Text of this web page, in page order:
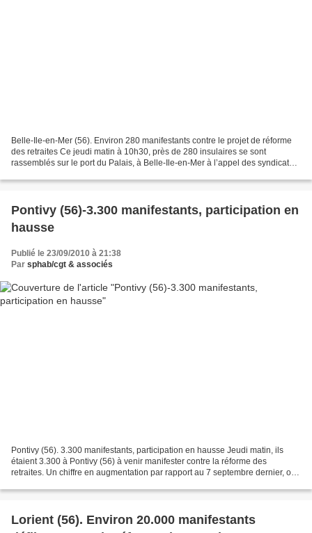
Belle-Ile-en-Mer (56). Environ 280 manifestants contre le projet de réforme
des retraites Ce jeudi matin à 10h30, près de 280 insulaires se sont
rassemblés sur le port du Palais, à Belle-Ile-en-Mer à l’appel des syndicats,
Pontivy (56)-3.300 manifestants, participation en
hausse
Publié le 23/09/2010 à 21:38
Par sphab/cgt & associés
Pontivy (56). 3.300 manifestants, participation en hausse Jeudi matin, ils
étaient 3.300 à Pontivy (56) à venir manifester contre la réforme des
retraites. Un chiffre en augmentation par rapport au 7 septembre dernier, où
Lorient (56). Environ 20.000 manifestants